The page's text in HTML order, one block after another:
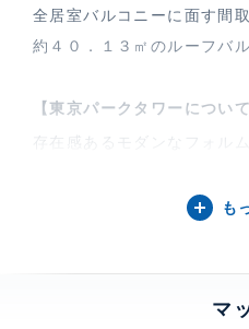
全居室バルコニーに面す間
約４０．１３㎡のルーフバ
【東京パークタワーについて
存在感あるモダンなフォル
は、ニューヨークで活躍す
が立ち並び、現在でも古書
も
マ